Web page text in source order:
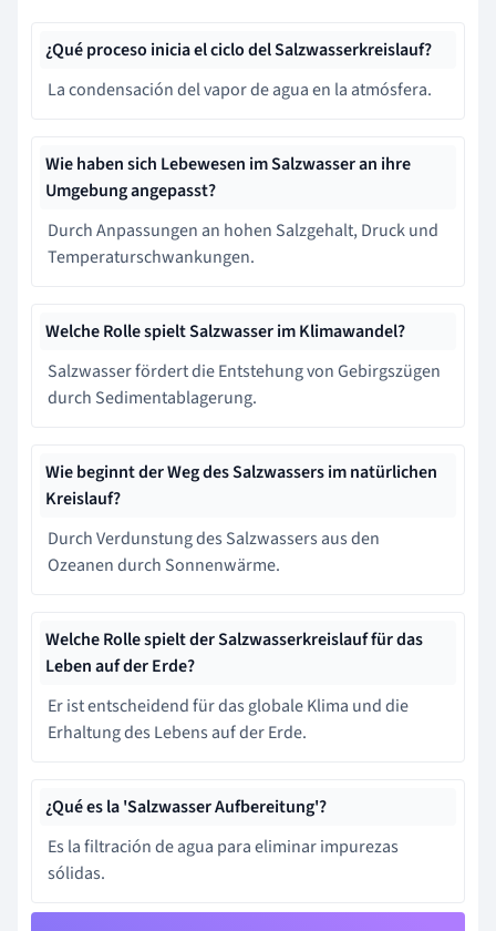
¿Qué proceso inicia el ciclo del Salzwasserkreislauf?
La condensación del vapor de agua en la atmósfera.
Wie haben sich Lebewesen im Salzwasser an ihre
Umgebung angepasst?
Durch Anpassungen an hohen Salzgehalt, Druck und
Temperaturschwankungen.
Welche Rolle spielt Salzwasser im Klimawandel?
Salzwasser fördert die Entstehung von Gebirgszügen
durch Sedimentablagerung.
Wie beginnt der Weg des Salzwassers im natürlichen
Kreislauf?
Durch Verdunstung des Salzwassers aus den
Ozeanen durch Sonnenwärme.
Welche Rolle spielt der Salzwasserkreislauf für das
Leben auf der Erde?
Er ist entscheidend für das globale Klima und die
Erhaltung des Lebens auf der Erde.
¿Qué es la 'Salzwasser Aufbereitung'?
Es la filtración de agua para eliminar impurezas
sólidas.